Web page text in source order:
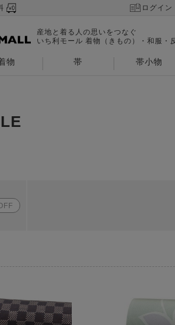
ログイン
産地と着る人の思いをつなぐ
いち利モール 着物（きもの）・和服・
物 帯 帯小物